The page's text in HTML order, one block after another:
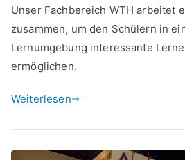
Unser Fachbereich WTH arbeitet
zusammen, um den Schülern in
Lernumgebung interessante
ermöglichen.
Weiterlesen